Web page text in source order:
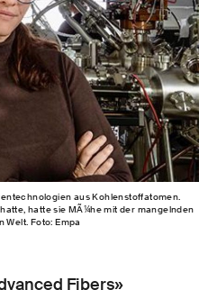
aus Kohlenstoffatomen.
hatte sie MÃ¼he mit der mangelnden
Foto: Empa
Fibers»